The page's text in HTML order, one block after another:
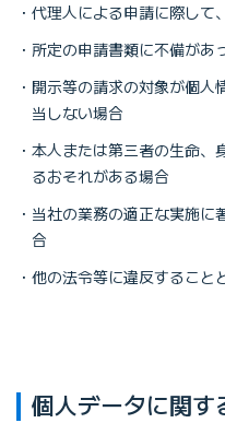
代理人による申請に際して
所定の申請書類に不備があ
開示等の請求の対象が個人
当しない場合
本人または第三者の生命、
るおそれがある場合
当社の業務の適正な実施に
合
他の法令等に違反すること
個人データに関す